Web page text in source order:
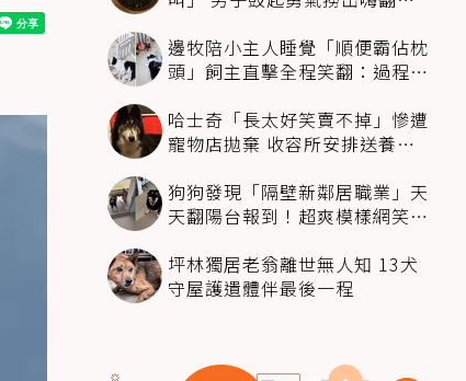
邊牧陪小主人睡覺「順便霸佔枕
頭」飼主直擊全程笑翻：過程絲
哈士奇「長太好笑賣不掉」慘遭
寵物店拋棄 收容所安排送養活
狗狗發現「隔壁新鄰居職業」天
天翻陽台報到！超爽模樣網笑
坪林獨居老翁離世無人知 13犬
守屋護遺體伴最後一程